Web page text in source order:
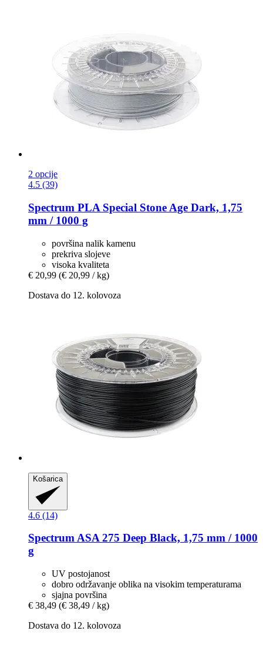
2 opcije
4.5 (39)
Spectrum PLA Special Stone Age Dark, 1,75
mm / 1000 g
površina nalik kamenu
prekriva slojeve
visoka kvaliteta
€ 20,99 (€ 20,99 / kg)
Dostava do 12. kolovoza
Košarica
4.6 (14)
SpectrumASA 275 Deep Black, 1,75 mm / 1000
g
UV postojanost
dobro održavanje oblika na visokim temperaturama
sjajna površina
€ 38,49 (€ 38,49 / kg)
Dostava do 12. kolovoza